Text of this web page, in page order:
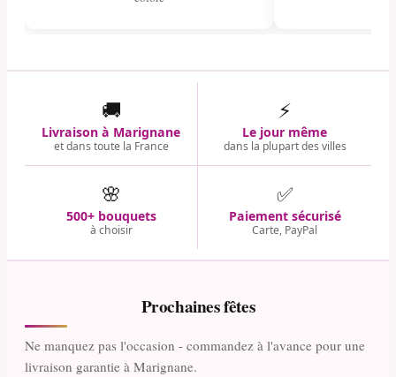
🚚
Livraison à Marignane
et dans toute la France
⚡
Le jour même
dans la plupart des villes
🌸
500+ bouquets
à choisir
✅
Paiement sécurisé
Carte, PayPal
Prochaines fêtes
Ne manquez pas l'occasion - commandez à l'avance pour une
livraison garantie à Marignane.